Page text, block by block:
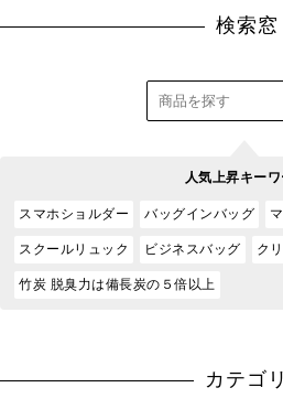
検索窓
人気上昇キーワ
スマホショルダー バッグインバッグ
スクールリュック ビジネスバッグ ク
竹炭 脱臭力は備長炭の５倍以上
カテゴリ